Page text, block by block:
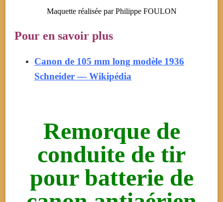
Maquette réalisée par Philippe FOULON
Pour en savoir plus
Canon de 105 mm long modèle 1936
Schneider — Wikipédia
Remorque de
conduite de tir
pour batterie de